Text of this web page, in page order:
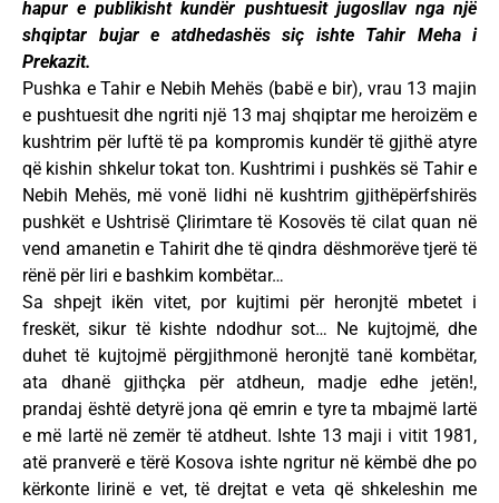
hapur e publikisht kundër pushtuesit jugosllav nga një
shqiptar bujar e atdhedashës siç ishte Tahir Meha i
Prekazit.
Pushka e Tahir e Nebih Mehës (babë e bir), vrau 13 majin
e pushtuesit dhe ngriti një 13 maj shqiptar me heroizëm e
kushtrim për luftë të pa kompromis kundër të gjithë atyre
që kishin shkelur tokat ton. Kushtrimi i pushkës së Tahir e
Nebih Mehës, më vonë lidhi në kushtrim gjithëpërfshirës
pushkët e Ushtrisë Çlirimtare të Kosovës të cilat quan në
vend amanetin e Tahirit dhe të qindra dëshmorëve tjerë të
rënë për liri e bashkim kombëtar…
Sa shpejt ikën vitet, por kujtimi për heronjtë mbetet i
freskët, sikur të kishte ndodhur sot… Ne kujtojmë, dhe
duhet të kujtojmë përgjithmonë heronjtë tanë kombëtar,
ata dhanë gjithçka për atdheun, madje edhe jetën!,
prandaj është detyrë jona që emrin e tyre ta mbajmë lartë
e më lartë në zemër të atdheut. Ishte 13 maji i vitit 1981,
atë pranverë e tërë Kosova ishte ngritur në këmbë dhe po
kërkonte lirinë e vet, të drejtat e veta që shkeleshin me